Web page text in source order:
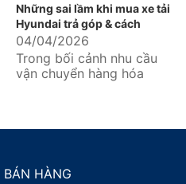
Những sai lầm khi mua xe tải
Hyundai trả góp & cách
tránh hiệu quả
04/04/2026
Trong bối cảnh nhu cầu
vận chuyển hàng hóa
BÁN HÀNG